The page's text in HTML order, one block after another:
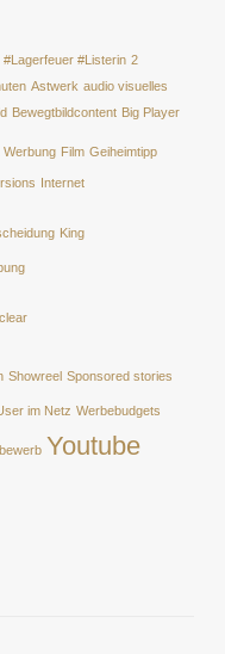
#Listerin 2
Astwerk audio visuelles
Bewegtbildcontent Big Player
Werbung Film Geiheimtipp
Internet
King
Showreel Sponsored stories
im Netz Werbebudgets
Youtube